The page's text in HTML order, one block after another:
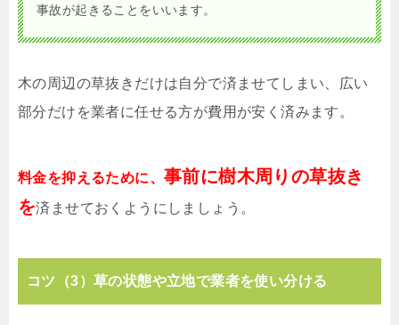
事故が起きることをいいます。
木の周辺の草抜きだけは自分で済ませてしまい、広い
部分だけを業者に任せる方が費用が安く済みます。
料金を抑えるために、 事前に樹木周りの草抜き
を済ませておくようにしましょう。
コツ（3）草の状態や立地で業者を使い分ける